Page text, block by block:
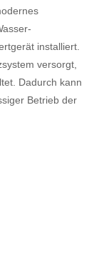
installiert.
versorgt,
Dadurch kann
Betrieb der